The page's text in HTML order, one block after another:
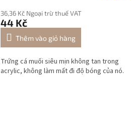
36,36 Kč Ngoại trừ thuế VAT
44 Kč
Thêm vào giỏ hàng
Trứng cá muối siêu mịn không tan trong
acrylic, không làm mất đi độ bóng của nó.